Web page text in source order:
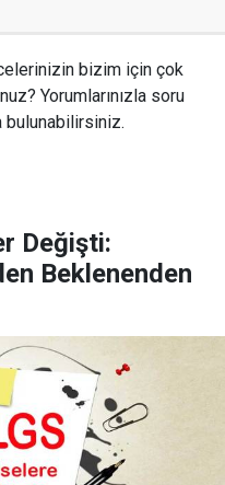
bizim için çok
Yorumlarınızla soru
bulunabilirsiniz.
Değişti:
Beklenenden